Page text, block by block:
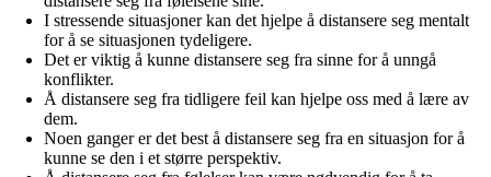
I stressende situasjoner kan det hjelpe å distansere seg mentalt
for å se situasjonen tydeligere.
Det er viktig å kunne distansere seg fra sinne for å unngå
konflikter.
Å distansere seg fra tidligere feil kan hjelpe oss med å lære av
dem.
Noen ganger er det best å distansere seg fra en situasjon for å
kunne se den i et større perspektiv.